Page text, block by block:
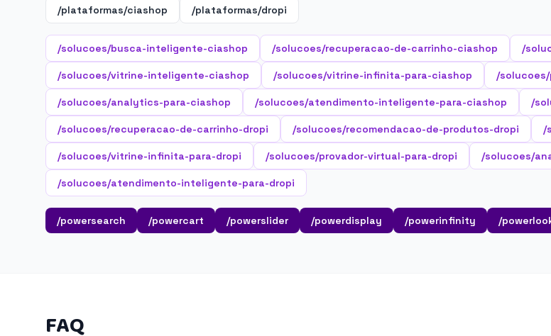
/plataformas/ciashop /plataformas/dropi
/solucoes/busca-inteligente-ciashop /solucoes/recuperacao-de-carrinho-ciashop /
/solucoes/vitrine-inteligente-ciashop /solucoes/vitrine-infinita-para-ciashop /
/solucoes/analytics-para-ciashop /solucoes/atendimento-inteligente-para-ciashop /
/solucoes/recuperacao-de-carrinho-dropi /solucoes/recomendacao-de-produtos-dropi /
/solucoes/vitrine-infinita-para-dropi /solucoes/provador-virtual-para-dropi /solucoes/
/solucoes/atendimento-inteligente-para-dropi
/powersearch /powercart /powerslider /powerdisplay /powerinfinity /
FAQ